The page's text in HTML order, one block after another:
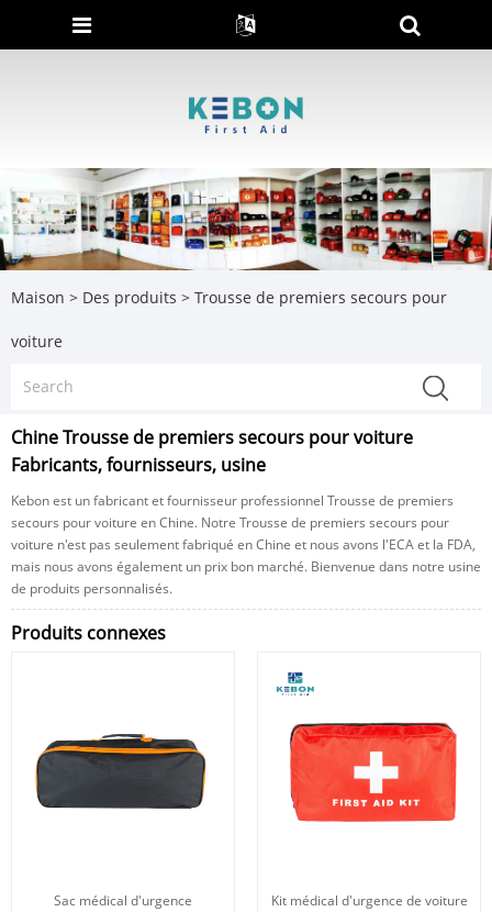
Maison > Des produits > Trousse de premiers secours pour
voiture
Chine Trousse de premiers secours pour voiture
Fabricants, fournisseurs, usine
Kebon est un fabricant et fournisseur professionnel Trousse de premiers
secours pour voiture en Chine. Notre Trousse de premiers secours pour
voiture n'est pas seulement fabriqué en Chine et nous avons l'ECA et la FDA,
mais nous avons également un prix bon marché. Bienvenue dans notre usine
de produits personnalisés.
Produits connexes
Sac médical d'urgence
Kit médical d'urgence de voiture